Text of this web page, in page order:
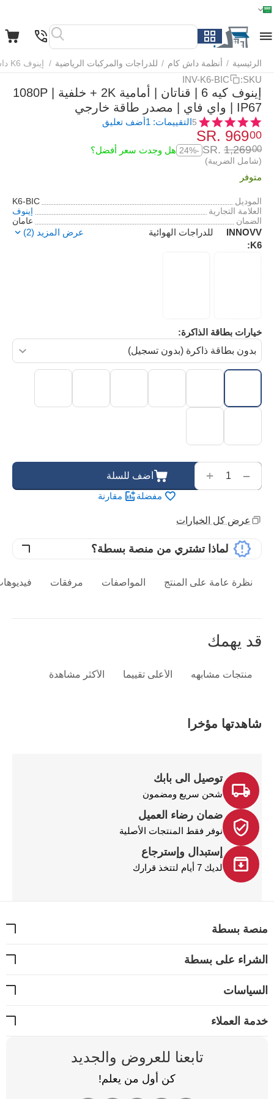
الرئيسية / أنظمة داش كام / للدراجات والمركبات الرياضية / إينوف K6 داش كام قناتان للدراجات الهوائية
SKU:
INV-K6-BIC
إينوف كيه 6 | قناتان | أمامية 2K + خلفية 1080P |
IP67 | واي فاي | مصدر طاقة خارجي
5التقييمات: 1 أضف تعليق
SR.‎969
SR.‎1,269
-24% هل وجدت سعر أفضل؟
(شامل الضريبة)
متوفر
الموديل
K6-BIC
العلامة التجارية
إينوف
الضمان
عامان
INNOVV
للدراجات الهوائية عرض المزيد (2)
خيارات بطاقة الذاكرة:
أضف للسلة
مفضلة
مقارنة
عرض كل الخيارات
لماذا تشتري من منصة بسطة؟
نظرة عامة على المنتج المواصفات مرفقات فيديوهات
قد يهمك
منتجات مشابهه الأعلى تقييما الأكثر مشاهدة
شاهدتها مؤخرا
توصيل الى بابك
شحن سريع ومضمون
ضمان رضاء العميل
نوفر فقط المنتجات الأصلية
إستبدال وإسترجاع
لديك 7 أيام لتتخذ قرارك
بسطة
على بسطة
العملاء
تابعنا للعروض والجديد
كن أول من يعلم!
الرئيسية القائمة بحث السلة قائمة المفضلة